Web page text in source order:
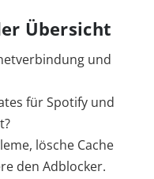
Übersicht
und
für Spotify und
lösche Cache
den Adblocker.